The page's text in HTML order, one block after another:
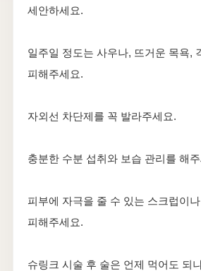
세안하세요.
일주일 정도는 사우나, 뜨거운 목욕,
피해주세요.
자외선 차단제를 꼭 발라주세요.
충분한 수분 섭취와 보습 관리를 해
피부에 자극을 줄 수 있는 스크럽이
피해주세요.
슈링크 시술 후 술은 언제 먹어도 되